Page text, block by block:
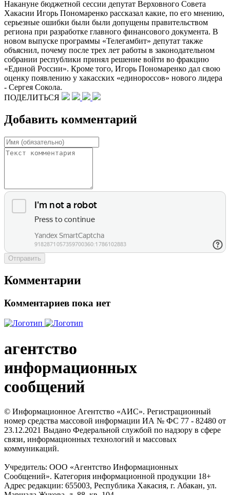
Накануне бюджетной сессии депутат Верховного Совета
Хакасии Игорь Пономаренко рассказал какие, по его мнению,
серьезные ошибки были были допущены правительством
региона при разработке главного финансового документа. В
новом выпуске программы «Телегамбит» депутат также
объяснил, почему после трех лет работы в законодательном
собрании республики принял решение войти во фракцию
«Единой России». Кроме того, Игорь Пономаренко дал свою
оценку появлению у хакасских «единороссов» нового лидера
- Сергея Сокола.
ПОДЕЛИТЬСЯ
Добавить комментарий
Отправить
Комментарии
Комментариев пока нет
агентство
информационных
сообщений
© Информационное Агентство «АИС». Регистрационный
номер средства массовой информации ИА № ФС 77 - 82480 от
23.12.2021 Выдано Федеральной службой по надзору в сфере
связи, информационных технологий и массовых
коммуникаций.
Учредитель: ООО «Агентство Информационных
Сообщений». Категория информационной продукции 18+
Адрес редакции: 655003, Республика Хакасия, г. Абакан, ул.